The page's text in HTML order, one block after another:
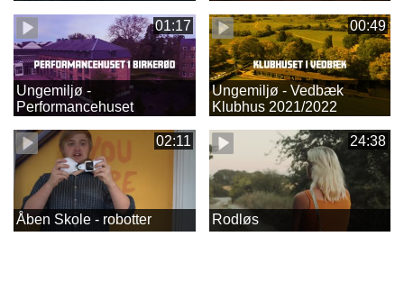
01:17
Ungemiljø -
Performancehuset
00:49
Ungemiljø - Vedbæk
Klubhus 2021/2022
02:11
Åben Skole - robotter
24:38
Rodløs